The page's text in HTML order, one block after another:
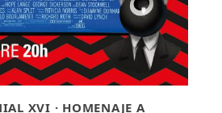
XVI · HOMENAJE A